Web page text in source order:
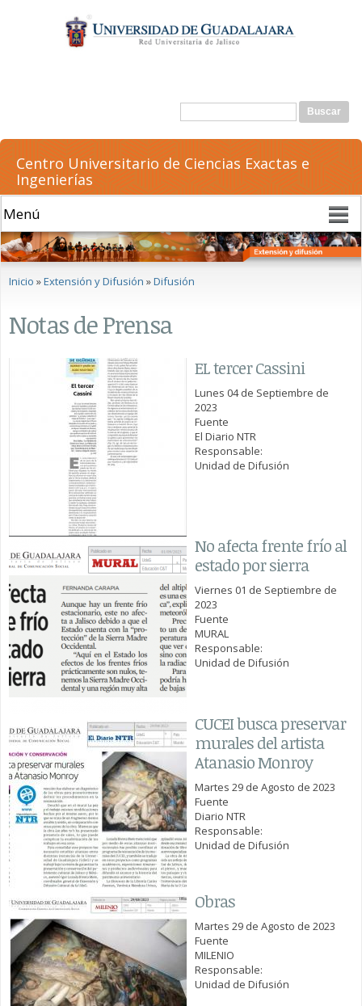
contenido
principal
Formulario de búsqueda
Buscar
Centro Universitario de Ciencias Exactas e
Ingenierías
Se encuentra usted aquí
Inicio »Extensión y Difusión »Difusión
Notas de Prensa
EL tercer Cassini
Lunes 04 de Septiembre de
2023
Fuente
El Diario NTR
Responsable:
Unidad de Difusión
No afecta frente frío al
estado por sierra
Viernes 01 de Septiembre de
2023
Fuente
MURAL
Responsable:
Unidad de Difusión
CUCEI busca preservar
murales del artista
Atanasio Monroy
Martes 29 de Agosto de 2023
Fuente
Diario NTR
Responsable:
Unidad de Difusión
Obras
Martes 29 de Agosto de 2023
Fuente
MILENIO
Responsable:
Unidad de Difusión